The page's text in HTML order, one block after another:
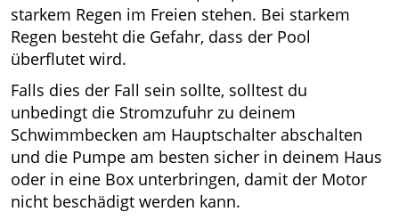
starkem Regen im Freien stehen. Bei starkem
Regen besteht die Gefahr, dass der Pool
überflutet wird.
Falls dies der Fall sein sollte, solltest du
unbedingt die Stromzufuhr zu deinem
Schwimmbecken am Hauptschalter abschalten
und die Pumpe am besten sicher in deinem Haus
oder in eine Box unterbringen, damit der Motor
nicht beschädigt werden kann.